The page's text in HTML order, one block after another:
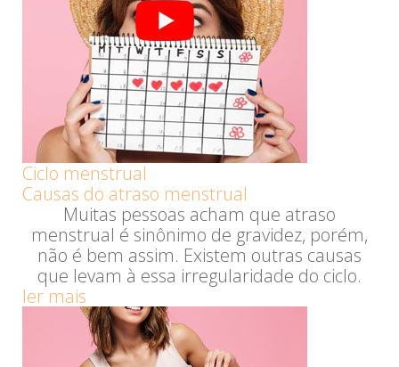
Ciclo menstrual
Causas do atraso menstrual
Muitas pessoas acham que atraso
menstrual é sinônimo de gravidez, porém,
não é bem assim. Existem outras causas
que levam à essa irregularidade do ciclo.
ler mais